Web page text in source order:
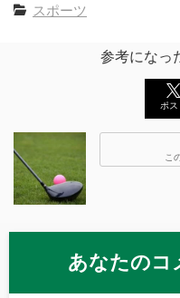
スポーツ
参考になっ
ポス
こ
あなたのコ